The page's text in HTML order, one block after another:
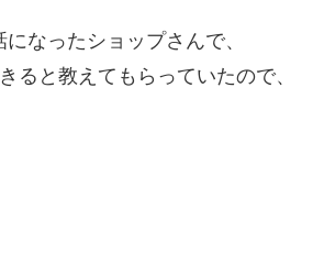
なったショップさんで、
ると教えてもらっていたので、